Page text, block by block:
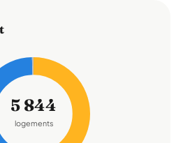
5 844
logements